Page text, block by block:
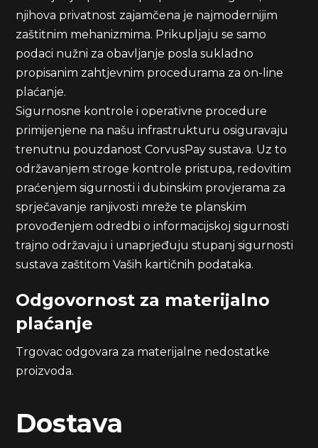
njihova privatnost zajamčena je najmodernijim
zaštitnim mehanizmima. Prikupljaju se samo
podaci nužni za obavljanje posla sukladno
propisanim zahtjevnim procedurama za on-line
plaćanje.
Sigurnosne kontrole i operativne procedure
primijenjene na našu infrastrukturu osiguravaju
trenutnu pouzdanost CorvusPay sustava. Uz to
održavanjem stroge kontrole pristupa, redovitim
praćenjem sigurnosti i dubinskim provjerama za
sprječavanje ranjivosti mreže te planskim
provođenjem odredbi o informacijskoj sigurnosti
trajno održavaju i unaprjeđuju stupanj sigurnosti
sustava zaštitom Vaših kartičnih podataka.
Odgovornost za materijalno
plaćanje
Trgovac odgovara za materijalne nedostatke
proizvoda.
Dostava